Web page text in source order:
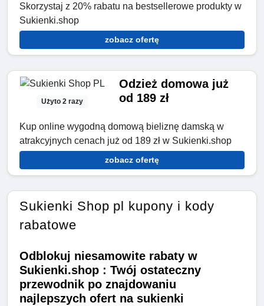
Skorzystaj z 20% rabatu na bestsellerowe produkty w
Sukienki.shop
zobacz ofertę
Użyto 2 razy
Odzież domowa już
od 189 zł
Kup online wygodną domową bieliznę damską w
atrakcyjnych cenach już od 189 zł w Sukienki.shop
zobacz ofertę
Sukienki Shop pl kupony i kody
rabatowe
Odblokuj niesamowite rabaty w
Sukienki.shop : Twój ostateczny
przewodnik po znajdowaniu
najlepszych ofert na sukienki